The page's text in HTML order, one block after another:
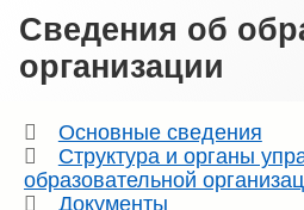
Сведения об
организации
Основные сведения
Структура и органы
образовательной
Документы